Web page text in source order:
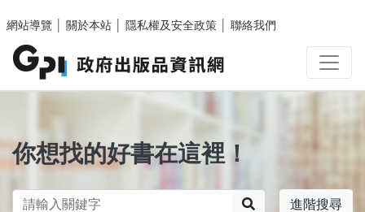
網站導覽
關於本站 隱私權及安全政策 聯絡我們
你想找的好書在這裡！
進階搜尋